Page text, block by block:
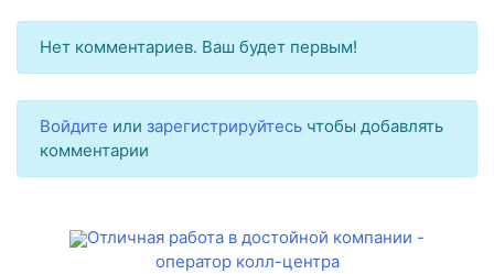
Нет комментариев. Ваш будет первым!
Войдите или зарегистрируйтесь чтобы добавлять
комментарии
Отличная работа в достойной компании -
оператор колл-центра